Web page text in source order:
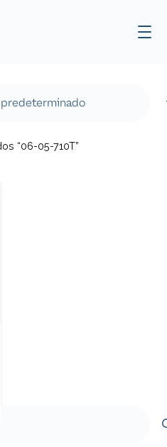
“06-05-710T”